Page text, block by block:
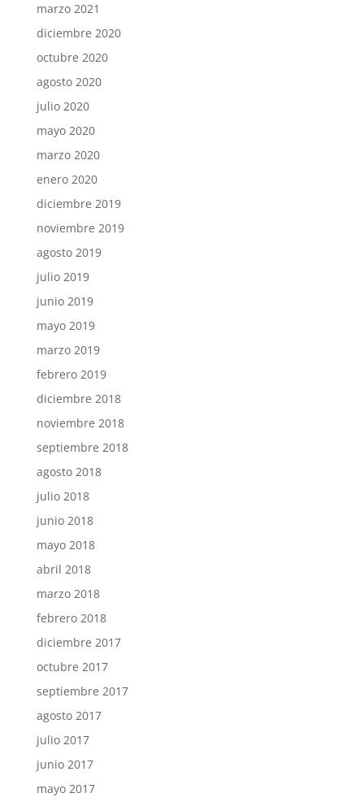
marzo 2021
diciembre 2020
octubre 2020
agosto 2020
julio 2020
mayo 2020
marzo 2020
enero 2020
diciembre 2019
noviembre 2019
agosto 2019
julio 2019
junio 2019
mayo 2019
marzo 2019
febrero 2019
diciembre 2018
noviembre 2018
septiembre 2018
agosto 2018
julio 2018
junio 2018
mayo 2018
abril 2018
marzo 2018
febrero 2018
diciembre 2017
octubre 2017
septiembre 2017
agosto 2017
julio 2017
junio 2017
mayo 2017